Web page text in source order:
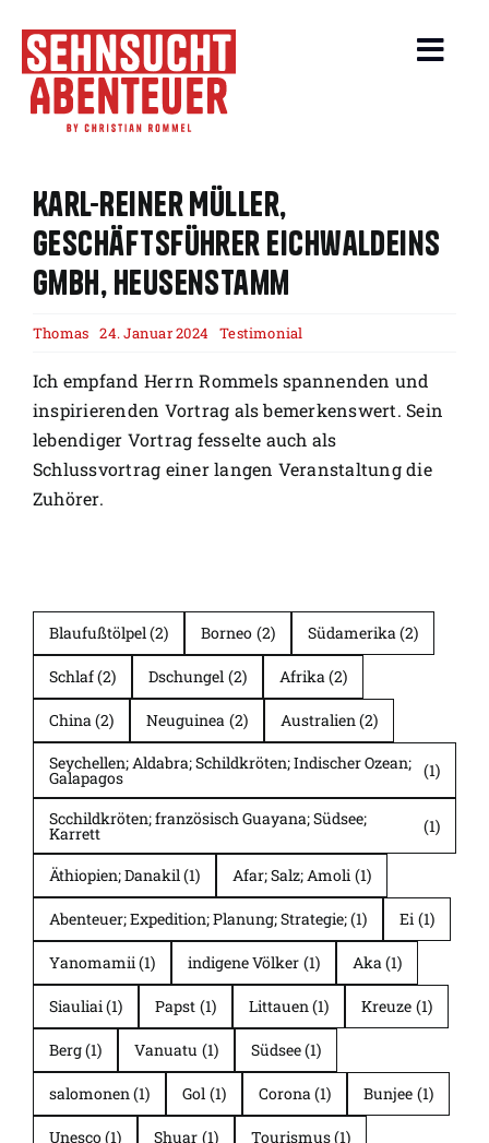
Inhalt
springen
Events
Beiträge
Leistungen
Service
Reiseangebote
Karl-Reiner Müller,
Geschäftsführer EichwaldEins
GmbH, Heusenstamm
Thomas 24. Januar 2024 Testimonial
Ich empfand Herrn Rommels spannenden und
inspirierenden Vortrag als bemerkenswert. Sein
lebendiger Vortrag fesselte auch als
Schlussvortrag einer langen Veranstaltung die
Zuhörer.
Blaufußtölpel(2) Borneo (2) Südamerika(2)
Schlaf(2) Dschungel (2) Afrika(2)
China(2) Neuguinea (2) Australien(2)
Seychellen; Aldabra; Schildkröten; Indischer Ozean;
Galapagos (1)
Scchildkröten; französisch Guayana; Südsee;
Karrett (1)
Äthiopien; Danakil(1) Afar; Salz; Amoli (1)
Abenteuer; Expedition; Planung; Strategie;(1) Ei (1)
Yanomamii(1) indigene Völker (1) Aka(1)
Siauliai(1) Papst (1) Littauen(1) Kreuze (1)
Berg(1) Vanuatu (1) Südsee(1)
salomonen(1) Gol (1) Corona(1) Bunjee (1)
Unesco(1) Shuar (1) Tourismus(1)